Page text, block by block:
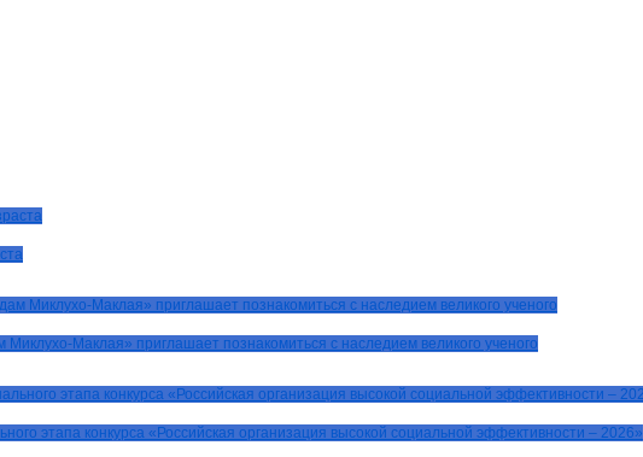
Маклая» приглашает познакомиться с наследием великого ученого
этапа конкурса «Российская организация высокой социальной эффективности – 2026»